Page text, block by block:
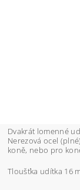
Dvakrát lomenné
Nerezová ocel
koně, nebo pro
Tloušťka udítka 16